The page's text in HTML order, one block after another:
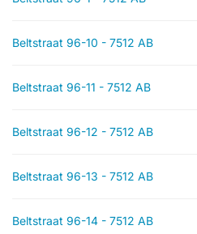
Beltstraat 96-10 - 7512 AB
Beltstraat 96-11 - 7512 AB
Beltstraat 96-12 - 7512 AB
Beltstraat 96-13 - 7512 AB
Beltstraat 96-14 - 7512 AB